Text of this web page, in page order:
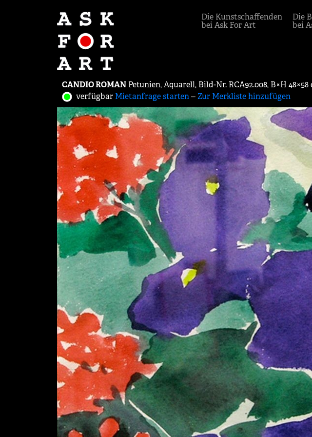
Die Kunstschaffenden
bei Ask For Art
Die
bei
CANDIO ROMAN Petunien, Aquarell, Bild-Nr. RCA92.008, B×H
verfügbar Mietanfrage starten‒Zur Merkliste hinzufügen